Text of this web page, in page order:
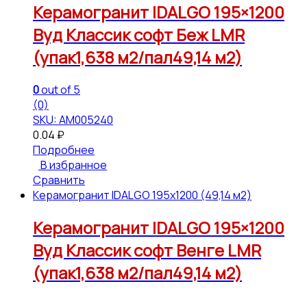
Керамогранит IDALGO 195×1200
Вуд Классик софт Беж LMR
(упак1,638 м2/пал49,14 м2)
0out of 5
(0)
SKU: АМ005240
0.04 ₽
Подробнее
В избранное
Сравнить
Керамогранит IDALGO 195x1200 (49,14 м2)
Керамогранит IDALGO 195×1200
Вуд Классик софт Венге LMR
(упак1,638 м2/пал49,14 м2)